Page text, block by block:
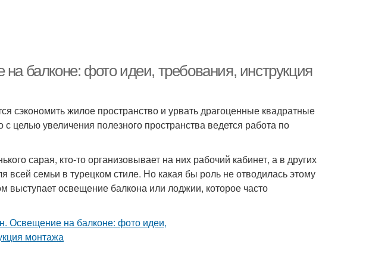
балконе: фото идеи, требования, инструкция
сэкономить жилое пространство и урвать драгоценные квадратные
целью увеличения полезного пространства ведется работа по
сарая, кто-то организовывает на них рабочий кабинет, а в других
всей семьи в турецком стиле. Но какая бы роль не отводилась этому
выступает освещение балкона или лоджии, которое часто